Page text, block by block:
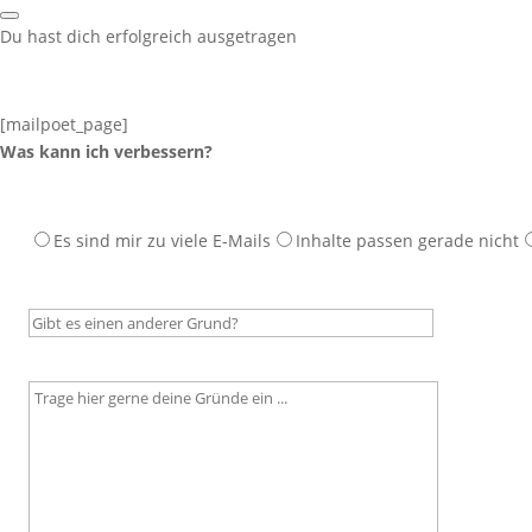
Du hast dich erfolgreich ausgetragen
[mailpoet_page]
Was kann ich verbessern?
Es sind mir zu viele E-Mails Inhalte passen gerade nicht